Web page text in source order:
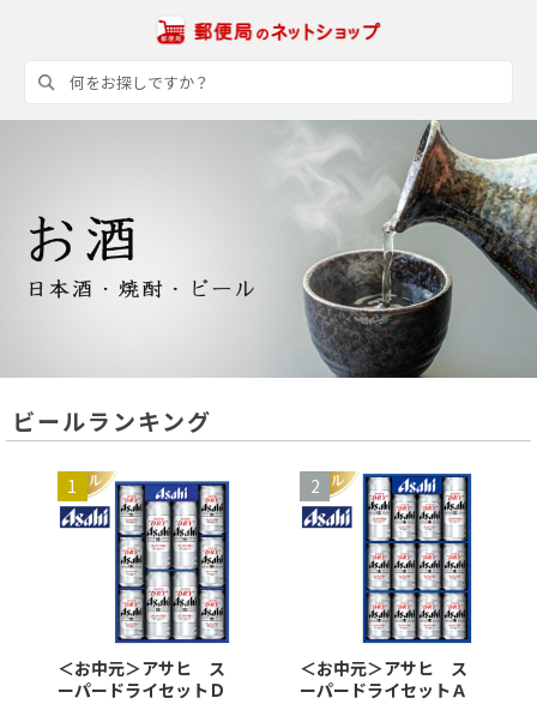
ビールランキング
＜お中元＞アサヒ ス
ーパードライセットＤ
＜お中元＞アサヒ ス
ーパードライセットＡ